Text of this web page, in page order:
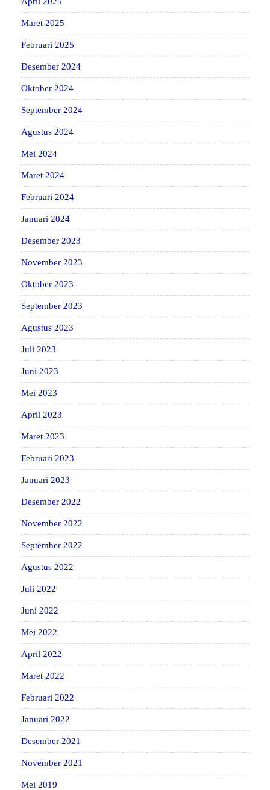
Maret 2025
Februari 2025
Desember 2024
Oktober 2024
September 2024
Agustus 2024
Mei 2024
Maret 2024
Februari 2024
Januari 2024
Desember 2023
November 2023
Oktober 2023
September 2023
Agustus 2023
Juli 2023
Juni 2023
Mei 2023
April 2023
Maret 2023
Februari 2023
Januari 2023
Desember 2022
November 2022
September 2022
Agustus 2022
Juli 2022
Juni 2022
Mei 2022
April 2022
Maret 2022
Februari 2022
Januari 2022
Desember 2021
November 2021
Mei 2019